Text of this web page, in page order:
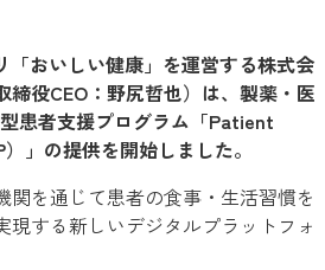
「おいしい健康」を運営する株式会
締役CEO：野尻哲也）は、製薬・医
患者支援プログラム「Patient
」の提供を開始しました。
関を通じて患者の食事・生活習慣を
現する新しいデジタルプラットフォ